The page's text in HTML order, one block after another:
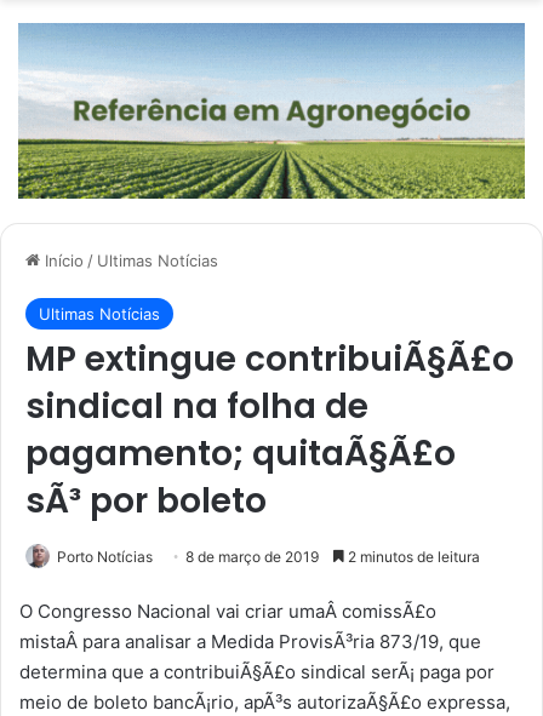
Início / Ultimas Notícias
Ultimas Notícias
MP extingue contribuiÃ§Ã£o
sindical na folha de
pagamento; quitaÃ§Ã£o
sÃ³ por boleto
Porto Notícias 8 de março de 2019 2 minutos de leitura
O Congresso Nacional vai criar umaÂ comissÃ£o
mistaÂ para analisar a Medida ProvisÃ³ria 873/19, que
determina que a contribuiÃ§Ã£o sindical serÃ¡ paga por
meio de boleto bancÃ¡rio, apÃ³s autorizaÃ§Ã£o expressa,